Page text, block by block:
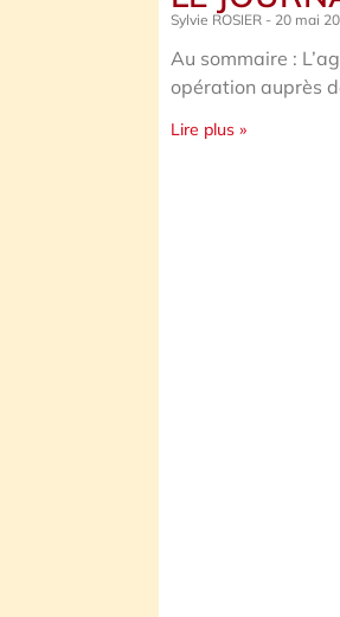
Sylvie ROSIER 20 mai
Au sommaire :
opération auprès
Lire plus »